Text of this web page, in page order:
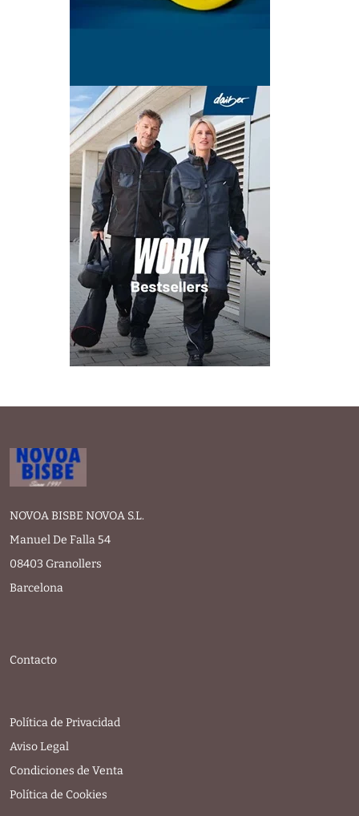
NOVOA BISBE NOVOA S.L.
Manuel De Falla 54
08403 Granollers
Barcelona
Contacto
Política de Privacidad
Aviso Legal
Condiciones de Venta
Política de Cookies